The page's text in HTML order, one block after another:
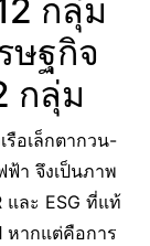
กลุ่ม
ษฐกิจ
กลุ่ม
รือเล็กตากวน-
า จึงเป็นภาพ
และ ESG ที่แท้
หากแต่คือการ